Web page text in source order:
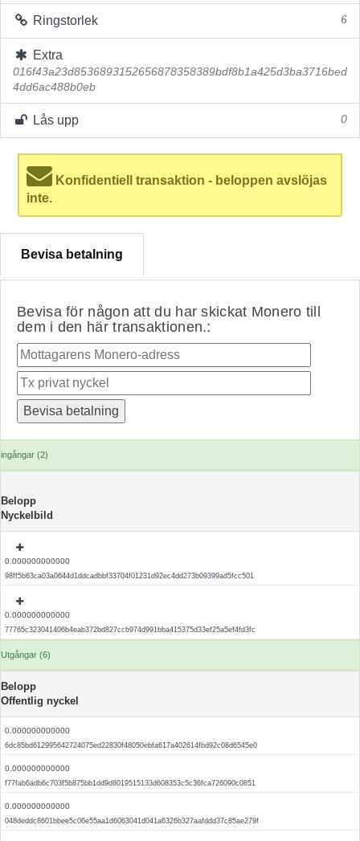
Ringstorlek 6
Extra
016f43a23d8536893152656878358389bdf8b1a425d3ba3716bed
4dd6ac488b0eb
Lås upp 0
Konfidentiell transaktion - beloppen avslöjas
inte.
Bevisa betalning
Bevisa för någon att du har skickat Monero till
dem i den här transaktionen.:
ingångar (2)
Belopp
Nyckelbild
0.000000000000
98ff5b63ca03a0644d1ddcadbbf33704f01231d92ec4dd273b09399ad5fcc501
0.000000000000
77765c323041406b4eab372bd827ccb974d991bba415375d33ef25a5ef4fd3fc
Utgångar (6)
Belopp
Offentlig nyckel
0.000000000000
6dc85bd612995642724075ed22830f48050ebfa617a402614fbd92c08d6545e0
0.000000000000
f77fab6adb6c703f5b875bb1dd9d8019515133d608353c5c36fca726090c0851
0.000000000000
048deddc8601bbee5c06e55aa1d6063041d041a6326b327aafddd37c85ae279f